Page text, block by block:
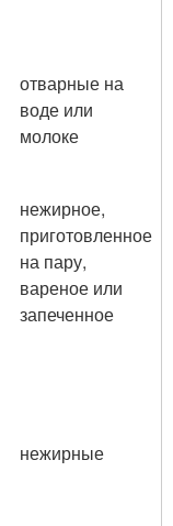
отварные на
воде или
молоке
нежирное,
приготовленное
на пару,
вареное или
запеченное
нежирные